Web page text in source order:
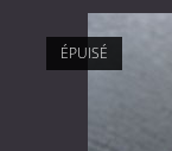
ÉPUISÉ